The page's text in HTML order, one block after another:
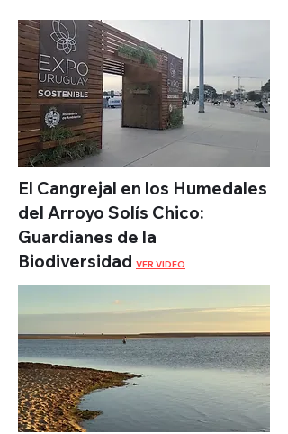
El Cangrejal en los Humedales
del Arroyo Solís Chico:
Guardianes de la
Biodiversidad VER VIDEO